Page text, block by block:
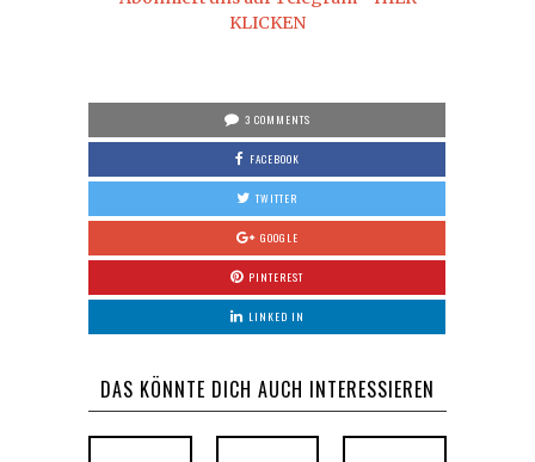
KLICKEN
3 COMMENTS
FACEBOOK
TWITTER
GOOGLE
PINTEREST
LINKED IN
DAS KÖNNTE DICH AUCH INTERESSIEREN